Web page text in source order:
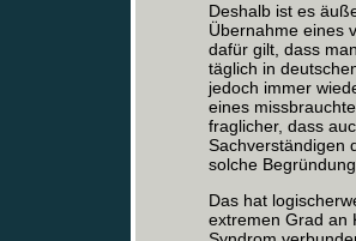
Deshalb ist es
Übernahme eines
dafür gilt, dass
täglich in
jedoch immer
eines
fraglicher, dass
Sachverständigen
solche
Das hat
extremen Grad an